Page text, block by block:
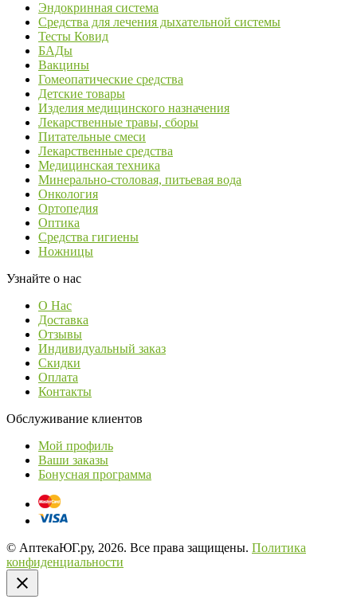
Эндокринная система
Средства для лечения дыхательной системы
Тесты Ковид
БАДы
Вакцины
Гомеопатические средства
Детские товары
Изделия медицинского назначения
Лекарственные травы, сборы
Питательные смеси
Лекарственные средства
Медицинская техника
Минерально-столовая, питьевая вода
Онкология
Ортопедия
Оптика
Средства гигиены
Ножницы
Узнайте о нас
О Нас
Доставка
Отзывы
Индивидуальный заказ
Скидки
Оплата
Контакты
Обслуживание клиентов
Мой профиль
Ваши заказы
Бонусная программа
© АптекаЮГ.ру, 2026. Все права защищены. Политика
конфиденциальности